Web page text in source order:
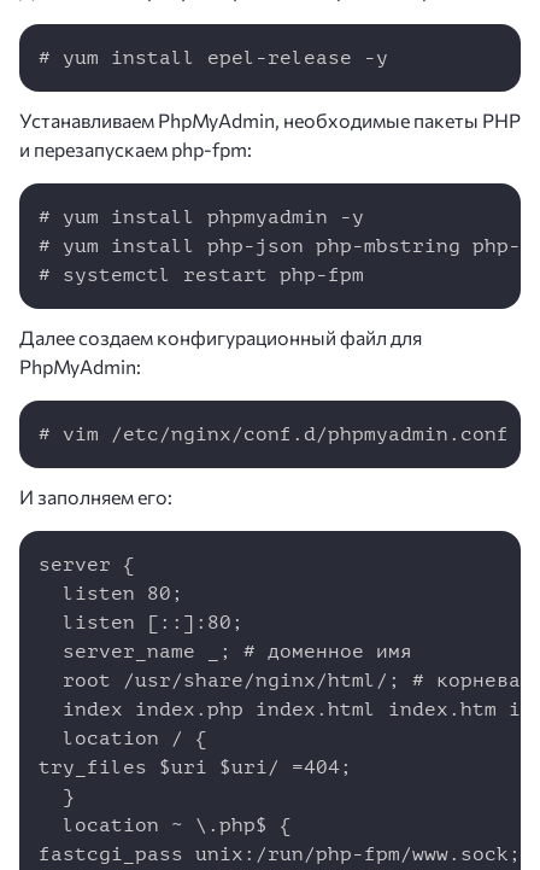
# yum install epel-release -y
Устанавливаем PhpMyAdmin, необходимые пакеты PHP
и перезапускаем php-fpm:
# yum install phpmyadmin -y
# yum install php-json php-mbstring php-
# systemctl restart php-fpm
Далее создаем конфигурационный файл для
PhpMyAdmin:
# vim /etc/nginx/conf.d/phpmyadmin.conf
И заполняем его:
server {
  listen 80;
  listen [::]:80;
  server_name _; # доменное имя
root /usr/share/nginx/html/; #
index index.php index.html index.htm
  location / {
try_files $uri $uri/ =404;
  }
  location ~ \.php$ {
fastcgi_pass unix:/run/php-fpm/www.sock;